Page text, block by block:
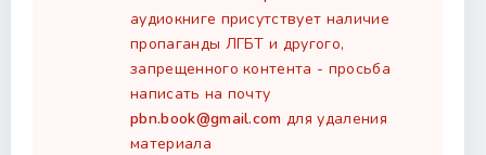
аудиокниге присутствует наличие
пропаганды ЛГБТ и другого,
запрещенного контента - просьба
написать на почту
pbn.book@gmail.com для удаления
материала